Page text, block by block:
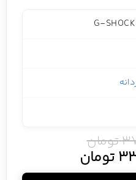
G-
تومان
تومان